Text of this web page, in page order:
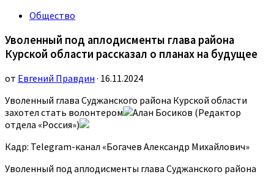
Общество
Уволенный под аплодисменты глава района
Курской области рассказал о планах на будущее
от Евгений Правдин · 16.11.2024
Уволенный глава Суджанского района Курской области
захотел стать волонтером
Алан Босиков (Редактор
отдела «Россия»)
Кадр: Telegram-канал «Богачев Александр Михайлович»
Уволенный под аплодисменты глава Суджанского района